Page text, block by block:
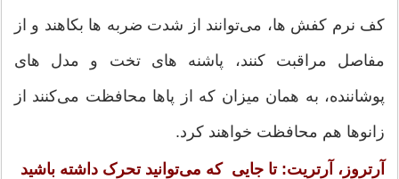
کف نرم کفش ها، می‌توانند از شدت ضربه ها بکاهند و از
مفاصل مراقبت کنند، پاشنه های تخت و مدل های
پوشاننده، به همان میزان که از پاها محافظت می‌کنند از
زانوها هم محافظت خواهند کرد.
آرتروز، آرتریت: تا جایی که می‌توانید تحرک داشته باشید